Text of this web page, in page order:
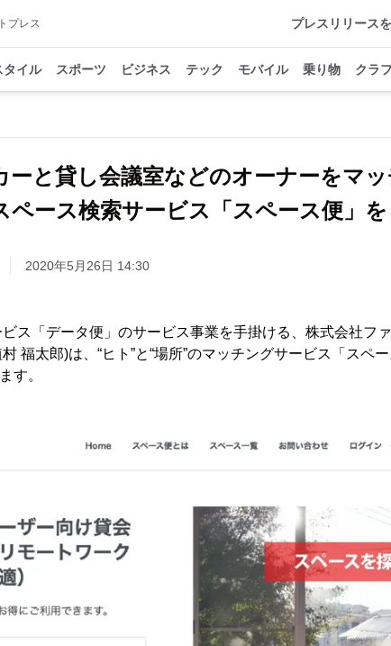
プレス プレスリリース
タイル スポーツ ビジネス テック モバイル 乗り物 クラ
ーと貸し会議室などのオーナーをマ
ペース検索サービス「スペース便」
2020年5月26日 14:30
ス「データ便」のサービス事業を手掛ける、株式会社フ
福太郎)は、“ヒト”と“場所”のマッチングサービス「スペ
す。